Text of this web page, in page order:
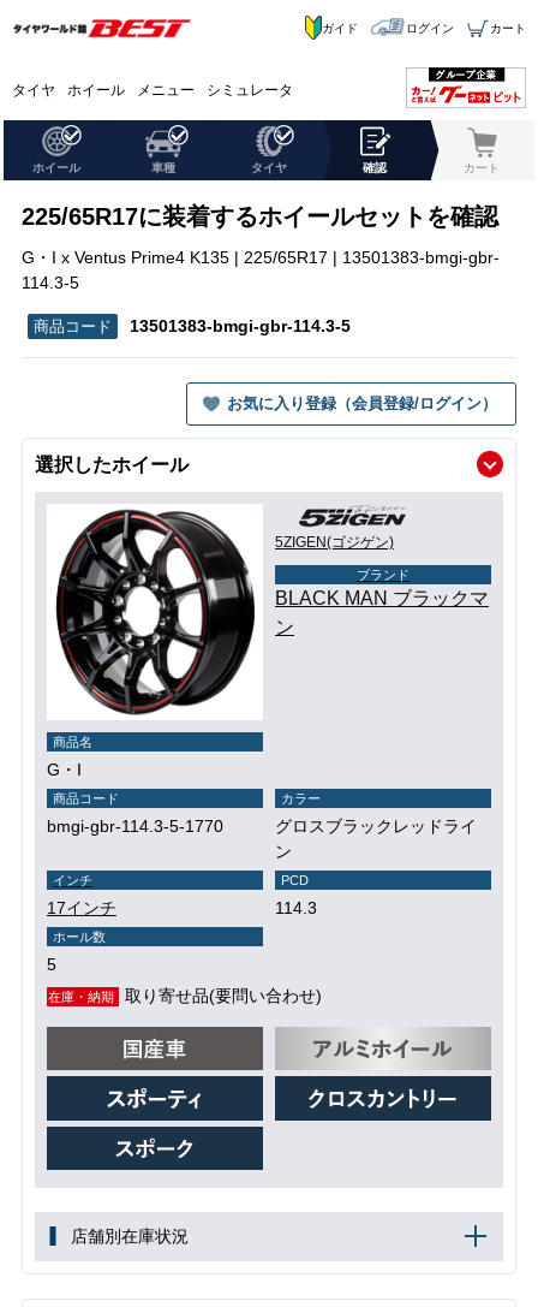
タイヤ ホイール メニュー シミュレータ
ガイド ログイン カート
ホイール 車種 タイヤ 確認 カート
225/65R17に装着するホイールセットを確認
G・I x Ventus Prime4 K135 | 225/65R17 | 13501383-bmgi-gbr-
114.3-5
13501383-bmgi-gbr-114.3-5
お気に入り登録（会員登録/ログイン）
選択したホイール
5ZIGEN(ゴジゲン)
ブランド
BLACK MAN ブラックマ
ン
商品名
G・I
商品コード
bmgi-gbr-114.3-5-1770
カラー
グロスブラックレッドライ
ン
インチ
17インチ
PCD
114.3
ホール数
5
在庫・納期 取り寄せ品(要問い合わせ)
店舗別在庫状況